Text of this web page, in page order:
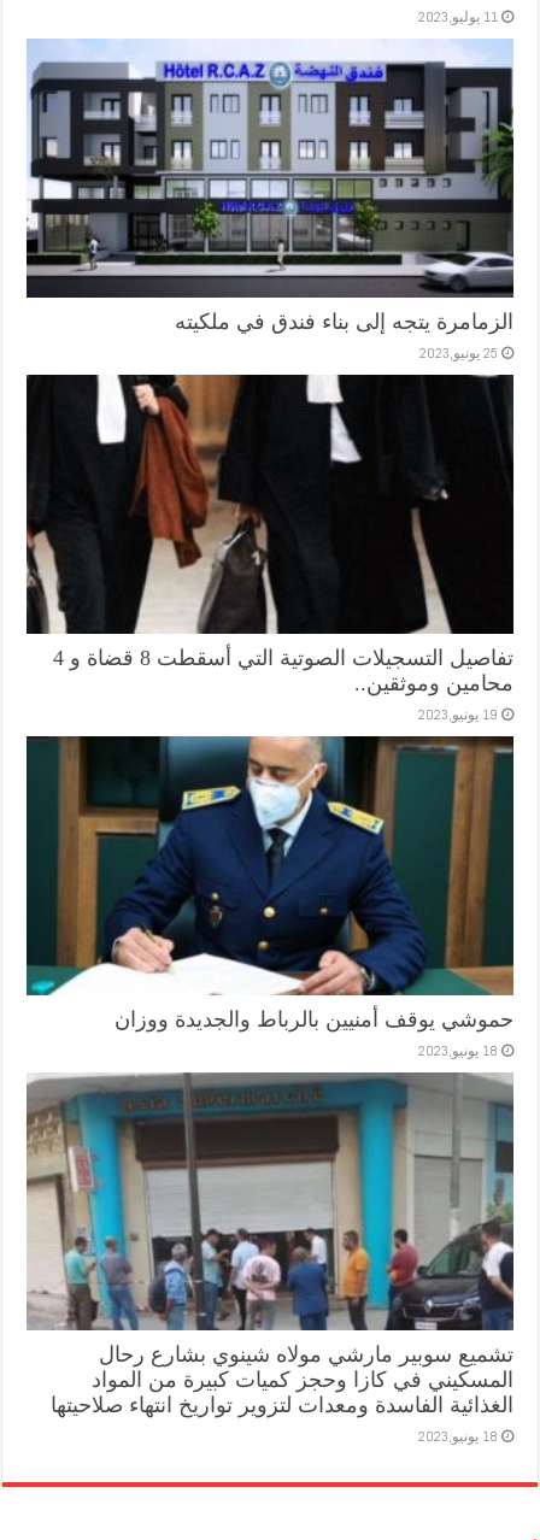
11 يوليو,2023
الزمامرة يتجه إلى بناء فندق في ملكيته
25 يونيو,2023
تفاصيل التسجيلات الصوتية التي أسقطت 8 قضاة و 4
محامين وموثقين..
19 يونيو,2023
حموشي يوقف أمنيين بالرباط والجديدة ووزان
18 يونيو,2023
تشميع سوبير مارشي مولاه شينوي بشارع رحال
المسكيني في كازا وحجز كميات كبيرة من المواد
الغذائية الفاسدة ومعدات لتزوير تواريخ انتهاء صلاحيتها
18 يونيو,2023